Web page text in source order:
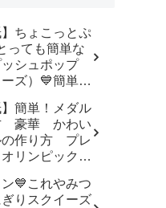
】ちょこっとぷ
っても簡単な
シュポップ
ーズ）💙簡単可
smartphone
楽しい
】簡単！メダル
豪華 かわい
の作り方 プレ
リンピックメ
💙これやみつ
りスクイーズ